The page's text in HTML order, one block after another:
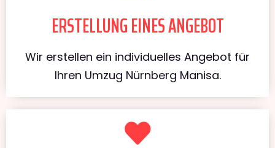
ERSTELLUNG EINES ANGEBOT
Wir erstellen ein individuelles Angebot für
Ihren Umzug Nürnberg Manisa.